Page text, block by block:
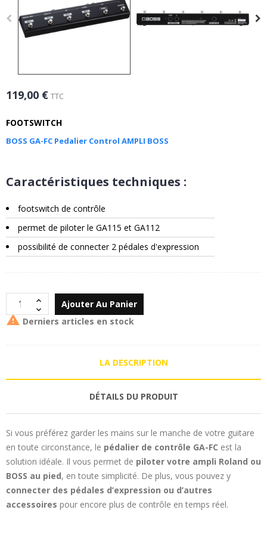
119,00 € TTC
FOOTSWITCH
BOSS GA-FC Pedalier Control AMPLI BOSS
Caractéristiques techniques :
footswitch de contrôle
permet de piloter le GA115 et GA112
possibilité de connecter 2 pédales d'expression
Ajouter Au Panier
 Derniers articles en stock
LA DESCRIPTION
DÉTAILS DU PRODUIT
Si vous préférez garder les mains sur le manche de votre guitare
en toute circonstance, le pédalier de contrôle GA-FC est la
solution idéale. Il vous permet de piloter votre ampli Roland ou
BOSS au pied, en toute simplicité. De plus, vous pouvez y
connecter des pédales d’expression ou d’autres
accessoires pour encore plus de contrôle en temps réel.